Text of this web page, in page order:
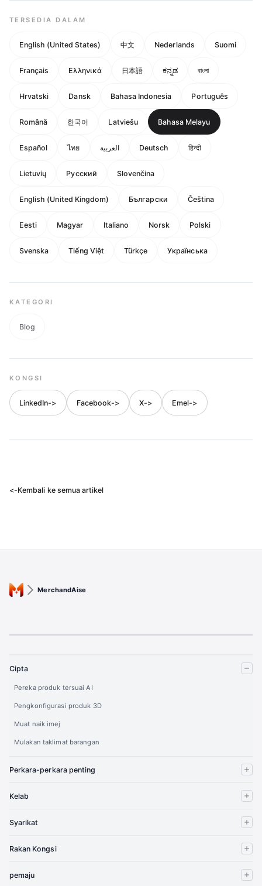
TERSEDIA DALAM
English (United States) 中文 Nederlands Suomi
Français Ελληνικά 日本語 ಕನ್ನಡ বাংলা
Hrvatski Dansk Bahasa Indonesia Português
Română 한국어 Latviešu Bahasa Melayu
Español ไทย العربية Deutsch हिन्दी
Lietuvių Русский Slovenčina
English (United Kingdom) Български Čeština
Eesti Magyar Italiano Norsk Polski
Svenska Tiếng Việt Türkçe Українська
KATEGORI
Blog
KONGSI
LinkedIn-> Facebook-> X-> Emel->
<-Kembali ke semua artikel
MerchandAise
Cipta
Pereka produk tersuai AI
Pengkonfigurasi produk 3D
Muat naik imej
Mulakan taklimat barangan
Perkara-perkara penting
Kelab
Syarikat
Rakan Kongsi
pemaju